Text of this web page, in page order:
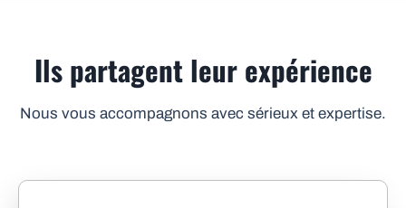
Ils partagent leur expérience
Nous vous accompagnons avec sérieux et expertise.